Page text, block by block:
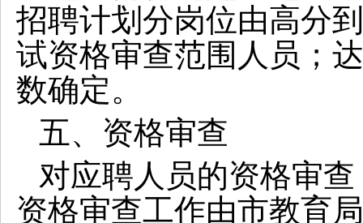
招聘计划分岗位由高分
试资格审查范围人员；
数确定。
五、资格审查
对应聘人员的资格审
资格审查工作由市教育